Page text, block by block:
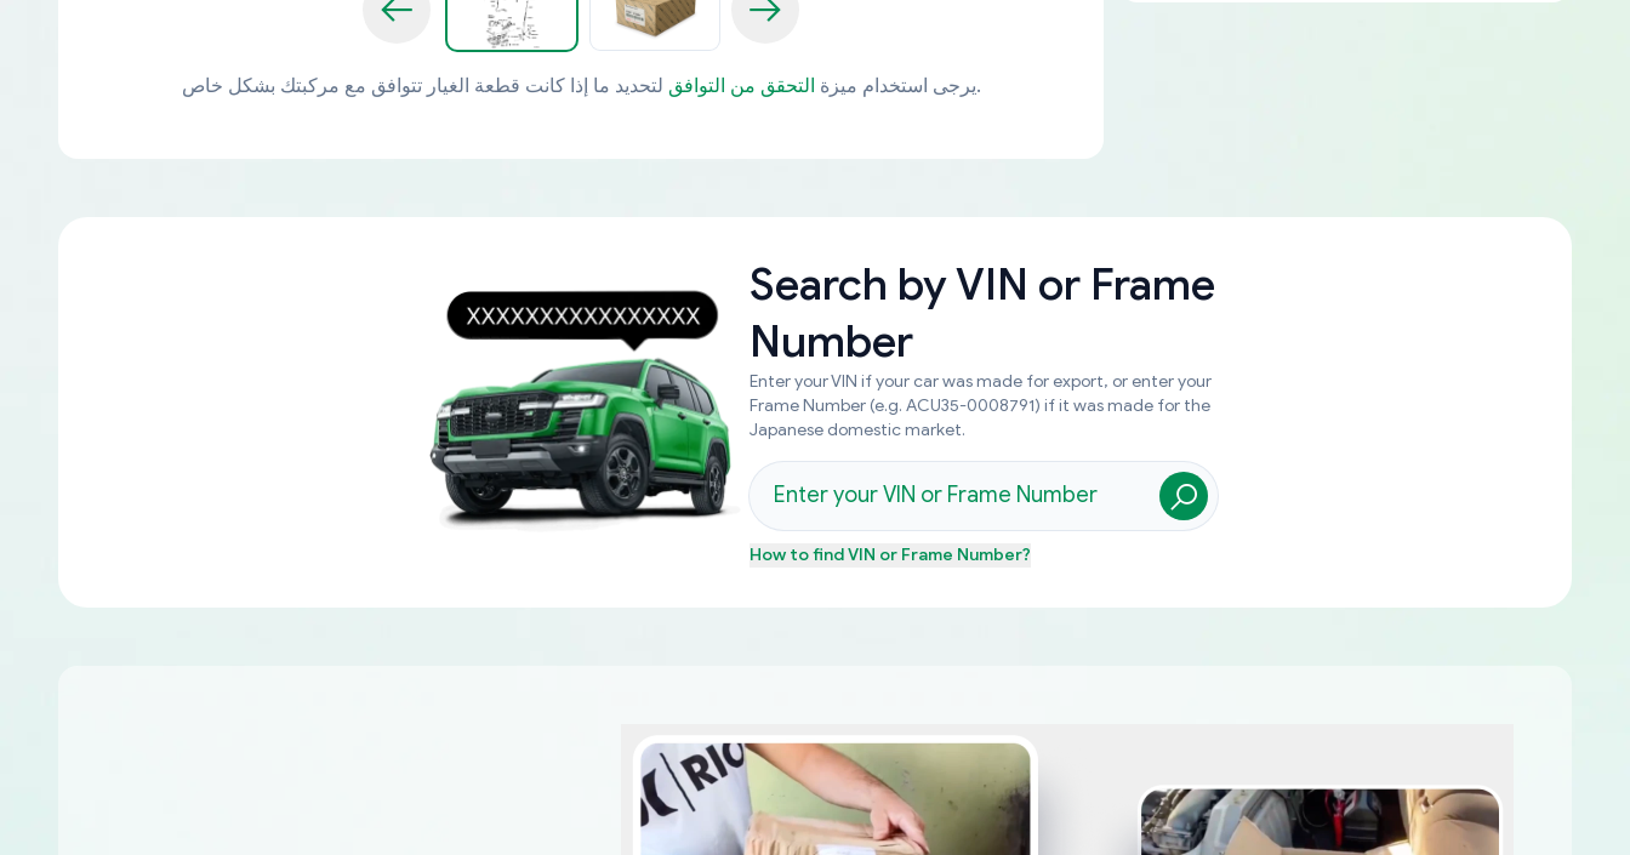
يرجى استخدام ميزة التحقق من التوافق لتحديد ما إذا كانت قطعة الغيار تتوافق مع مركبتك بشكل خاص.
Search byVIN or Frame
Number
Enter your VIN if your car was made for export, or enter your
Frame Number (e.g. ACU35-0008791) if it was made for the
Japanese domestic market.
How to findVIN or Frame Number?